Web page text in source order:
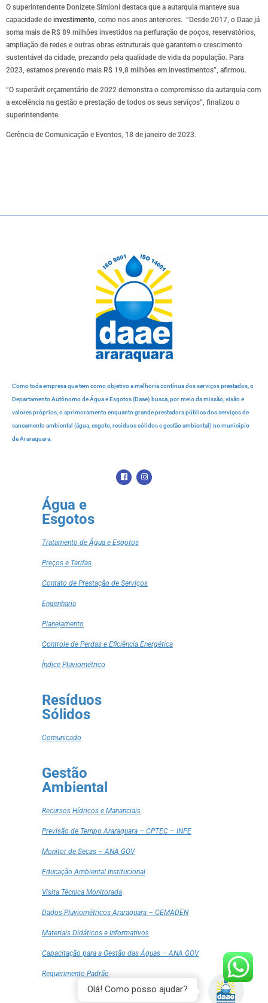
O superintendente Donizete Simioni destaca que a autarquia manteve sua
capacidade de investimento, como nos anos anteriores. “Desde 2017, o Daae já
soma mais de R$ 89 milhões investidos na perfuração de poços, reservatórios,
ampliação de redes e outras obras estruturais que garantem o crescimento
sustentável da cidade, prezando pela qualidade de vida da população. Para
2023, estamos prevendo mais R$ 19,8 milhões em investimentos”, afirmou.
“O superávit orçamentário de 2022 demonstra o compromisso da autarquia com
a excelência na gestão e prestação de todos os seus serviços”, finalizou o
superintendente.
Gerência de Comunicação e Eventos, 18 de janeiro de 2023.
Como toda empresa que tem como objetivo a melhoria contínua dos serviços prestados, o
Departamento Autônomo de Água e Esgotos (Daae) busca, por meio da missão, visão e
valores próprios, o aprimoramento enquanto grande prestadora pública dos serviços de
saneamento ambiental (água, esgoto, resíduos sólidos e gestão ambiental) no município
de Araraquara.
Água e
Esgotos
Tratamento de Água e Esgotos
Preços e Tarifas
Contato de Prestação de Serviços
Engenharia
Planejamento
Controle de Perdas e Eficiência Energética
Índice Pluviométrico
Resíduos
Sólidos
Comunicado
Gestão
Ambiental
Recursos Hídricos e Mananciais
Previsão de Tempo Araraquara – CPTEC – INPE
Monitor de Secas – ANA GOV
Educação Ambiental Institucional
Visita Técnica Monitorada
Dados Pluviométricos Araraquara – CEMADEN
Materiais Didáticos e Informativos
Capacitação para a Gestão das Águas – ANA GOV
Requerimento Padrão
Olá! Como posso ajudar?